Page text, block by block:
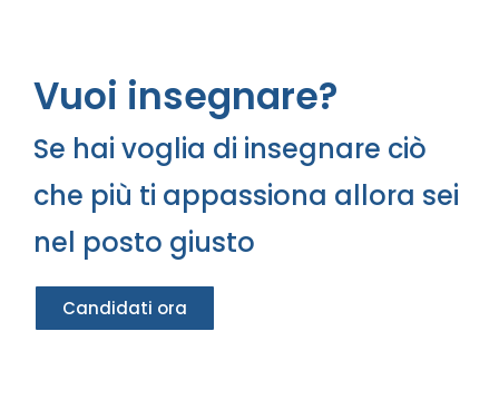
Vuoi insegnare?
Se hai voglia di insegnare ciò
che più ti appassiona allora sei
nel posto giusto
Candidati ora